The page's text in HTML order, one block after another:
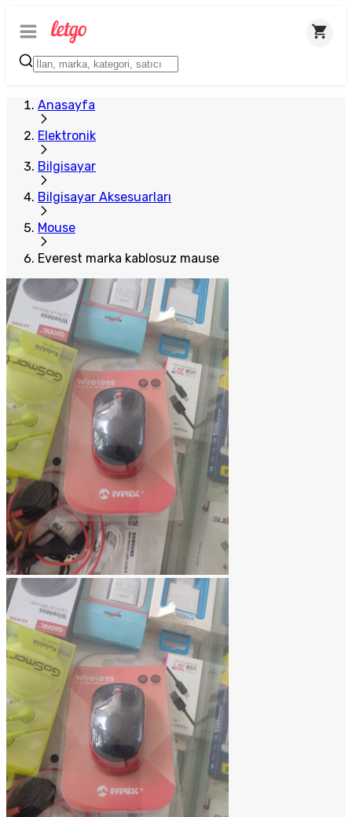
Anasayfa
Elektronik
Bilgisayar
Bilgisayar Aksesuarları
Mouse
Everest marka kablosuz mause